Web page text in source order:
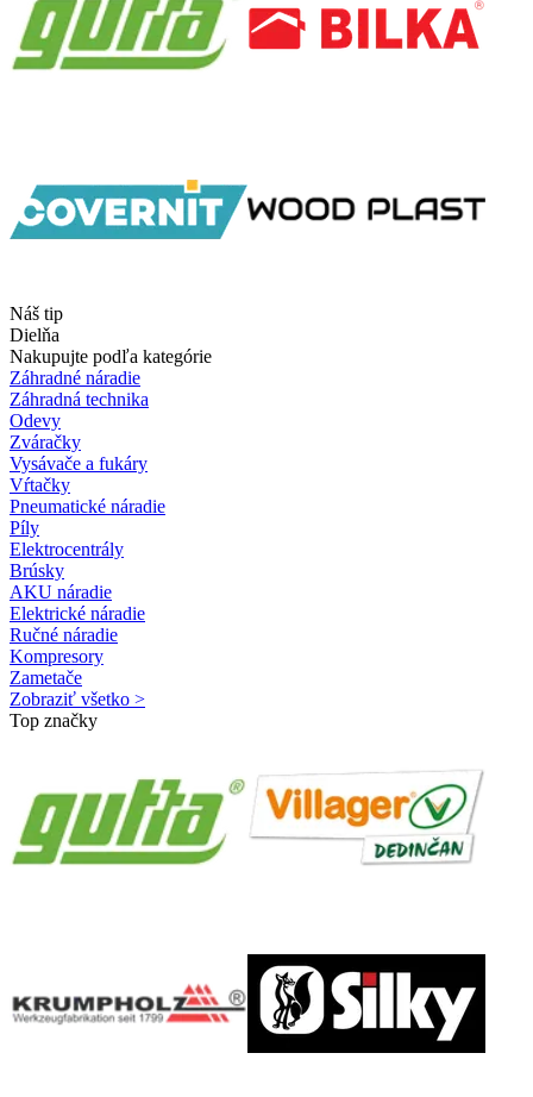
Náš tip
Dielňa
Nakupujte podľa kategórie
Záhradné náradie
Záhradná technika
Odevy
Zváračky
Vysávače a fukáry
Vŕtačky
Pneumatické náradie
Píly
Elektrocentrály
Brúsky
AKU náradie
Elektrické náradie
Ručné náradie
Kompresory
Zametače
Zobraziť všetko >
Top značky